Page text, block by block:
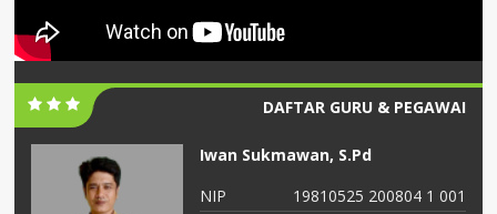
DAFTAR GURU & PEGAWAI
Dr. Abdillah Arif, M.Pd
19810523 200903 1